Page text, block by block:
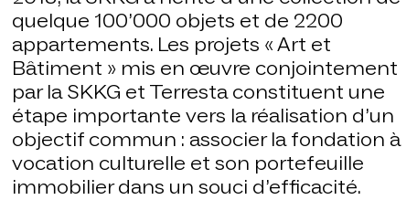
quelque 100’000 objets et de 2200
appartements. Les projets « Art et
Bâtiment » mis en œuvre conjointement
par la SKKG et Terresta constituent une
étape importante vers la réalisation d’un
objectif commun : associer la fondation à
vocation culturelle et son portefeuille
immobilier dans un souci d’efficacité.